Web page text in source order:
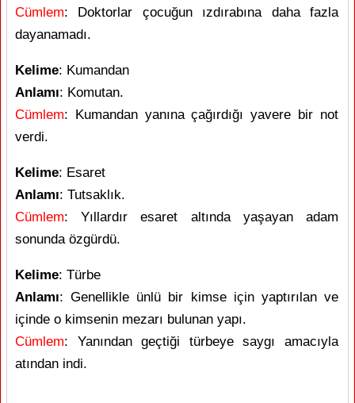
Cümlem: Doktorlar çocuğun ızdırabına daha fazla
dayanamadı.
Kelime: Kumandan
Anlamı: Komutan.
Cümlem: Kumandan yanına çağırdığı yavere bir not
verdi.
Kelime: Esaret
Anlamı: Tutsaklık.
Cümlem: Yıllardır esaret altında yaşayan adam
sonunda özgürdü.
Kelime: Türbe
Anlamı: Genellikle ünlü bir kimse için yaptırılan ve
içinde o kimsenin mezarı bulunan yapı.
Cümlem: Yanından geçtiği türbeye saygı amacıyla
atından indi.